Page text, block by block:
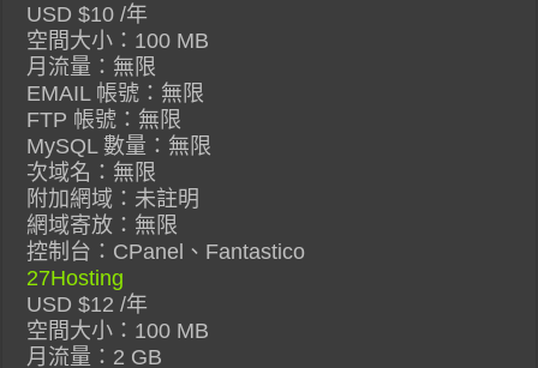
USD $10 /年
空間大小：100 MB
月流量：無限
EMAIL 帳號：無限
FTP 帳號：無限
MySQL 數量：無限
次域名：無限
附加網域：未註明
網域寄放：無限
控制台：CPanel、Fantastico
27Hosting
USD $12 /年
空間大小：100 MB
月流量：2 GB